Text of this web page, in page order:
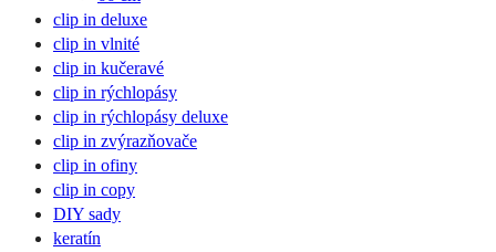
clip in deluxe
clip in vlnité
clip in kučeravé
clip in rýchlopásy
clip in rýchlopásy deluxe
clip in zvýrazňovače
clip in ofiny
clip in copy
DIY sady
keratín